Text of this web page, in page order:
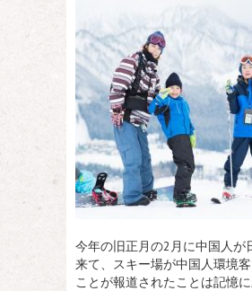
今年の旧正月の2月に中国人が
来て、スキー場が中国人環境
ことが報道されたことは記憶